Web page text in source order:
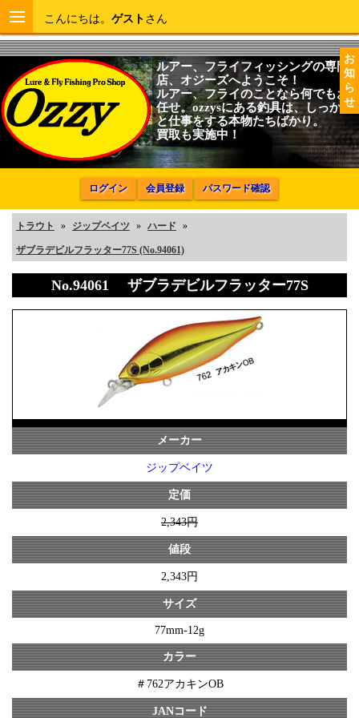
お
知
ら
せ
こんにちは。 ゲスト さん
ルアー、フライフィッシングの専門
店、オジーズへようこそ！
ルアー、フライのことなら何でもお
任せ。ozzysにある釣具は、しっかり
と仕事をする本物たちばかり。
買取も実施中！
ログイン 会員登録 パスワード確認
トラウト » ジップベイツ » ハード »
ザブラデビルフラッター77S (No.94061)
No.94061 ザブラデビルフラッター77S
メーカー
ジップベイツ
定価
2,343円
値段
2,343円
サイズ
77mm-12g
カラー
＃762アカキンOB
JANコード